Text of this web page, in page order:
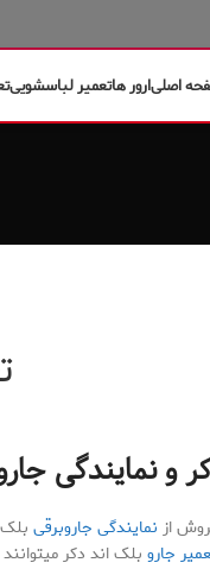
اصلیارور هاتعمیر لباسشویی
و نمایندگی
از نمایندگی جاروبرقی
جارو بلک اند دکر